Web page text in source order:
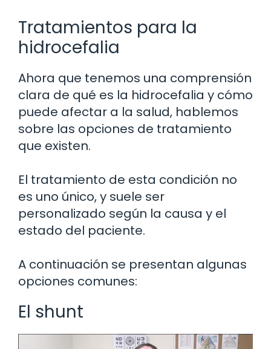
Tratamientos para la
hidrocefalia
Ahora que tenemos una comprensión
clara de qué es la hidrocefalia y cómo
puede afectar a la salud, hablemos
sobre las opciones de tratamiento
que existen.
El tratamiento de esta condición no
es uno único, y suele ser
personalizado según la causa y el
estado del paciente.
A continuación se presentan algunas
opciones comunes:
El shunt